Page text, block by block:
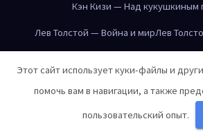
Кэн Кизи — Над кукушкиным
Лев Толстой — Война и мирЛев
Лев Толстой — Война и мирЛев
Лев Толстой — Война и мирЛев
Этот сайт использует куки-файлы и
помочь вам в навигации, а также
пользовательский опыт.